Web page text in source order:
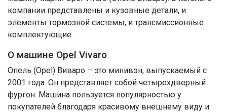
компании представлены и кузовные детали, и
элементы тормозной системы, и трансмиссионные
комплектующие.
О машине Opel Vivaro
Опель (Opel) Виваро – это минивэн, выпускаемый с
2001 года. Он представляет собой четырехдверный
фургон. Машина пользуется популярностью у
покупателей благодаря красивому внешнему виду и